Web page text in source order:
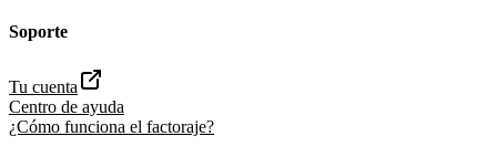
Soporte
Tu cuenta
Centro de ayuda
¿Cómo funciona el factoraje?